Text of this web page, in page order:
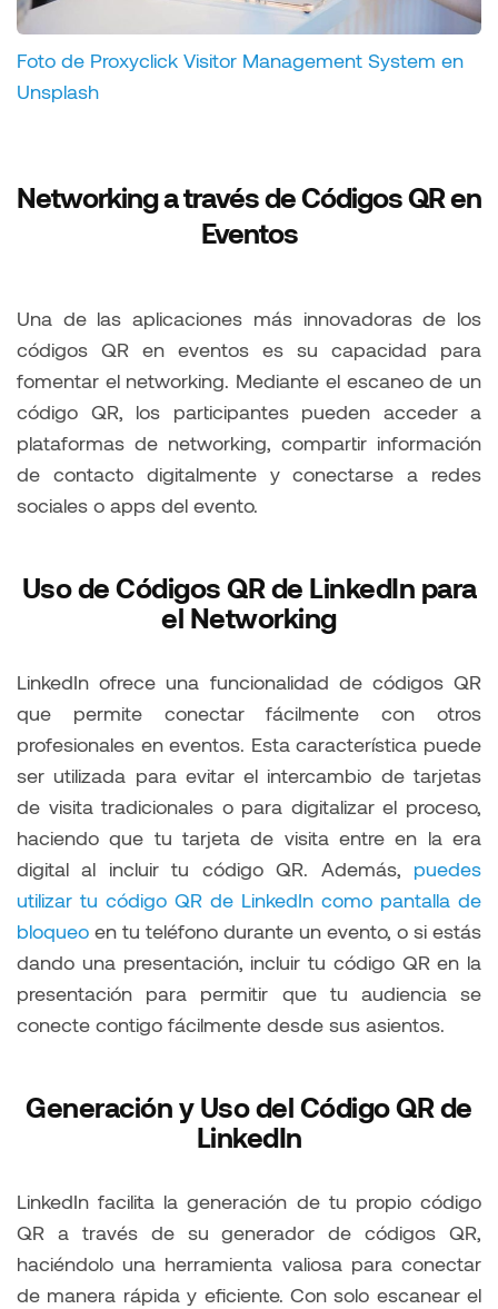
Foto de Proxyclick Visitor Management System en
Unsplash
Networking a través de Códigos QR en
Eventos
Una de las aplicaciones más innovadoras de los
códigos QR en eventos es su capacidad para
fomentar el networking. Mediante el escaneo de un
código QR, los participantes pueden acceder a
plataformas de networking, compartir información
de contacto digitalmente y conectarse a redes
sociales o apps del evento.
Uso de Códigos QR de LinkedIn para
el Networking
LinkedIn ofrece una funcionalidad de códigos QR
que permite conectar fácilmente con otros
profesionales en eventos. Esta característica puede
ser utilizada para evitar el intercambio de tarjetas
de visita tradicionales o para digitalizar el proceso,
haciendo que tu tarjeta de visita entre en la era
digital al incluir tu código QR. Además, puedes
utilizar tu código QR de LinkedIn como pantalla de
bloqueo en tu teléfono durante un evento, o si estás
dando una presentación, incluir tu código QR en la
presentación para permitir que tu audiencia se
conecte contigo fácilmente desde sus asientos​​.
Generación y Uso del Código QR de
LinkedIn
LinkedIn facilita la generación de tu propio código
QR a través de su generador de códigos QR,
haciéndolo una herramienta valiosa para conectar
de manera rápida y eficiente. Con solo escanear el